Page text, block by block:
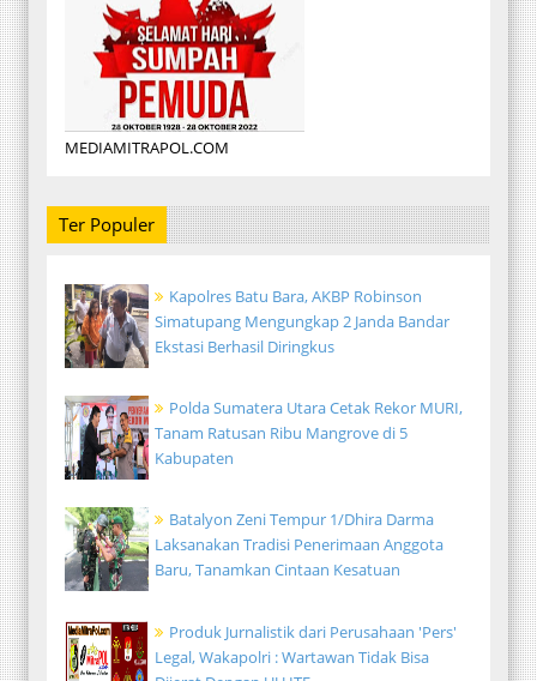
MEDIAMITRAPOL.COM
Ter Populer
Kapolres Batu Bara, AKBP Robinson
Simatupang Mengungkap 2 Janda Bandar
Ekstasi Berhasil Diringkus
Polda Sumatera Utara Cetak Rekor MURI,
Tanam Ratusan Ribu Mangrove di 5
Kabupaten
Batalyon Zeni Tempur 1/Dhira Darma
Laksanakan Tradisi Penerimaan Anggota
Baru, Tanamkan Cintaan Kesatuan
Produk Jurnalistik dari Perusahaan 'Pers'
Legal, Wakapolri : Wartawan Tidak Bisa